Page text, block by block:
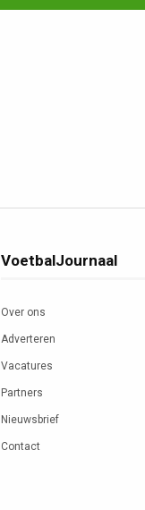
VoetbalJournaal
Over ons
Adverteren
Vacatures
Partners
Nieuwsbrief
Contact